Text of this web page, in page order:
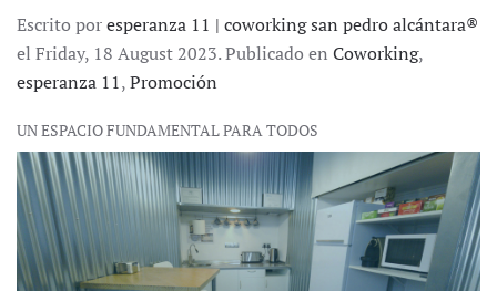
Escrito poresperanza 11 | coworking san pedro alcántara®
el Friday, 18 August 2023. Publicado en Coworking,
esperanza 11,Promoción
UN ESPACIO FUNDAMENTAL PARA TODOS